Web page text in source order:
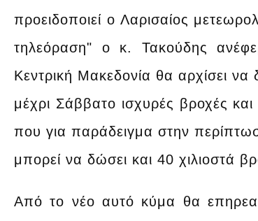
προειδοποιεί ο Λαρισαίος
τηλεόραση" ο κ. Τακούδης
Κεντρική Μακεδονία θα αρχίσει
μέχρι Σάββατο ισχυρές βροχές
που για παράδειγμα στην
μπορεί να δώσει και 40 χιλιοστά
Από το νέο αυτό κύμα θα